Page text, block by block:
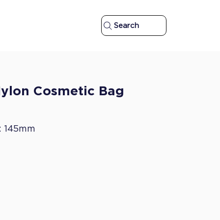
Search
Cosmetic Bag
145mm